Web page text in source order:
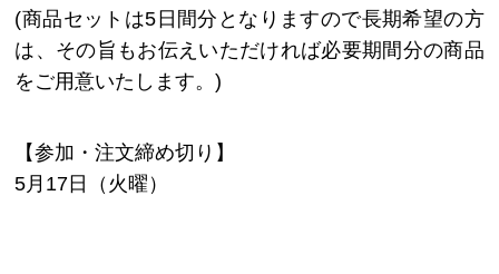
(商品セットは5日間分となりますので長期希望の方
は、その旨もお伝えいただければ必要期間分の商品
をご用意いたします。)
【参加・注文締め切り】
5月17日（火曜）